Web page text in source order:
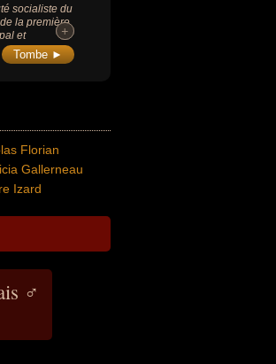
socialiste du
la première
et
conseiller
+
+
Tombe ►
Florian
Gallerneau
Izard
♂